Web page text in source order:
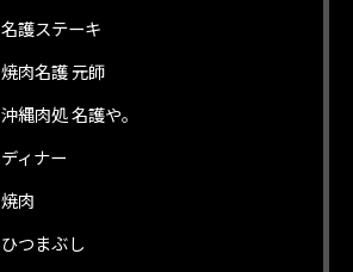
名護ステーキ
焼肉名護 元師
沖縄肉処 名護や。
ディナー
焼肉
ひつまぶし